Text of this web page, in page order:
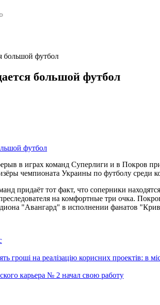
большой футбол
большой футбол
в играх команд Суперлиги и в
чемпионата Украины по футболу среди
придаёт тот факт, что соперники
на комфортные три очка.
"Авангард" в исполнении фанатов
гроші на реалізацію корисних проектів: в
карьера № 2 начал свою работу